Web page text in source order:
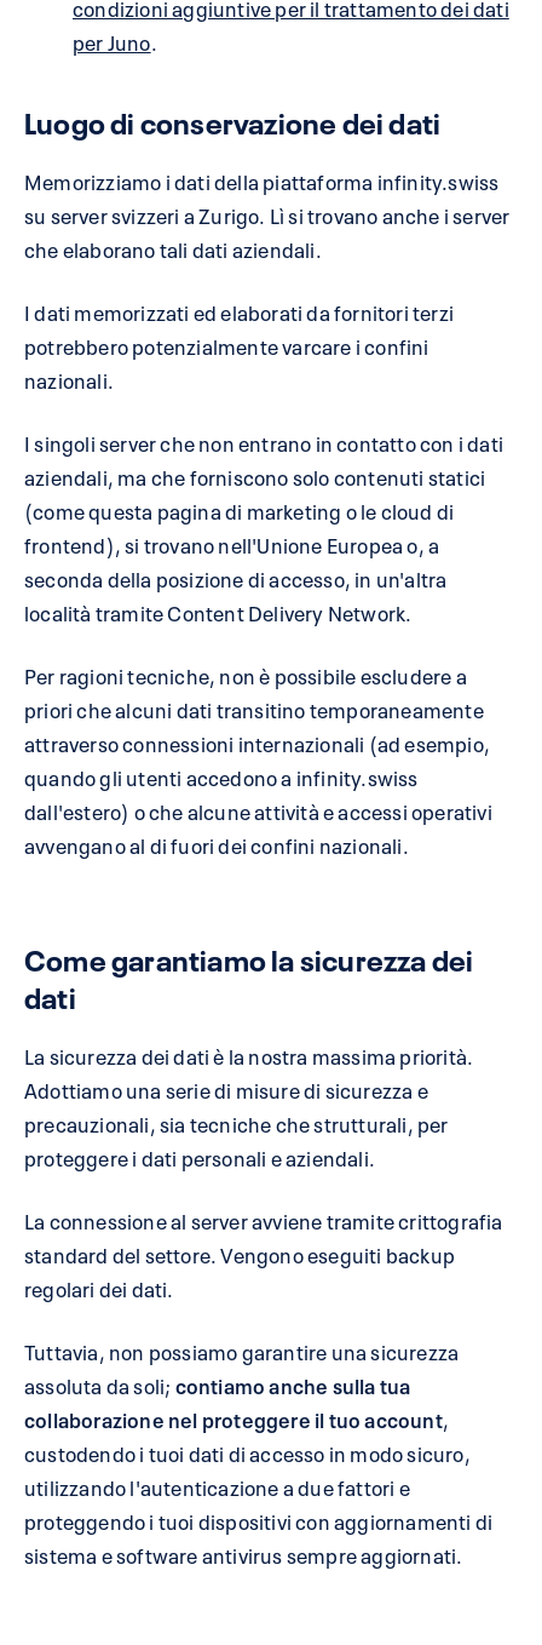
condizioni aggiuntive per il trattamento dei dati
per Juno.
Luogo di conservazione dei dati
Memorizziamo i dati della piattaforma infinity.swiss
su server svizzeri a Zurigo. Lì si trovano anche i server
che elaborano tali dati aziendali.
I dati memorizzati ed elaborati da fornitori terzi
potrebbero potenzialmente varcare i confini
nazionali.
I singoli server che non entrano in contatto con i dati
aziendali, ma che forniscono solo contenuti statici
(come questa pagina di marketing o le cloud di
frontend), si trovano nell'Unione Europea o, a
seconda della posizione di accesso, in un'altra
località tramite Content Delivery Network.
Per ragioni tecniche, non è possibile escludere a
priori che alcuni dati transitino temporaneamente
attraverso connessioni internazionali (ad esempio,
quando gli utenti accedono a infinity.swiss
dall'estero) o che alcune attività e accessi operativi
avvengano al di fuori dei confini nazionali.
Come garantiamo la sicurezza dei
dati
La sicurezza dei dati è la nostra massima priorità.
Adottiamo una serie di misure di sicurezza e
precauzionali, sia tecniche che strutturali, per
proteggere i dati personali e aziendali.
La connessione al server avviene tramite crittografia
standard del settore. Vengono eseguiti backup
regolari dei dati.
Tuttavia, non possiamo garantire una sicurezza
assoluta da soli; contiamo anche sulla tua
collaborazione nel proteggere il tuo account,
custodendo i tuoi dati di accesso in modo sicuro,
utilizzando l'autenticazione a due fattori e
proteggendo i tuoi dispositivi con aggiornamenti di
sistema e software antivirus sempre aggiornati.